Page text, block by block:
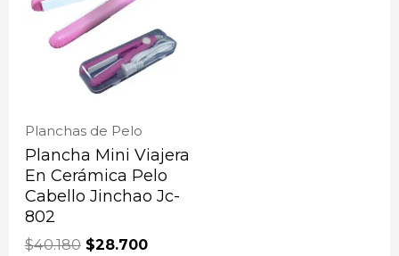
Planchas de Pelo
Plancha Mini Viajera
En Cerámica Pelo
Cabello Jinchao Jc-
802
$40.180 $28.700